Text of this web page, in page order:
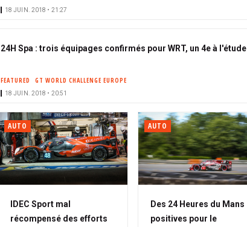
18 JUIN. 2018 • 21:27
24H Spa : trois équipages confirmés pour WRT, un 4e à l'étude
FEATURED GT WORLD CHALLENGE EUROPE
18 JUIN. 2018 • 20:51
AUTO
IDEC Sport mal
récompensé des efforts
AUTO
Des 24 Heures du Mans
positives pour le